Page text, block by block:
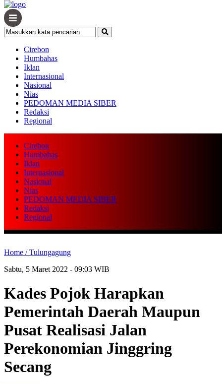
Cirebon
Humbahas
Iklan
Internasional
Nasional
Nias
PEDOMAN MEDIA SIBER
Redaksi
Regional
Cirebon
Humbahas
Iklan
Internasional
Nasional
Nias
PEDOMAN MEDIA SIBER
Redaksi
Regional
Home /Tulungagung
Sabtu, 5 Maret 2022 - 09:03 WIB
Kades Pojok Harapkan
Pemerintah Daerah Maupun
Pusat Realisasi Jalan
Perekonomian Jinggring
Secang